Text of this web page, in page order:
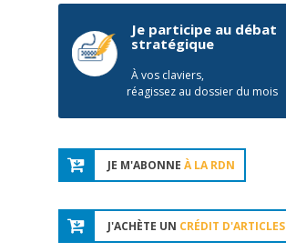
Je participe au débat
stratégique
À vos claviers,
réagissez au dossier du mois
JE M'ABONNE À LA RDN
J'ACHÈTE UN CRÉDIT D'ARTICLES